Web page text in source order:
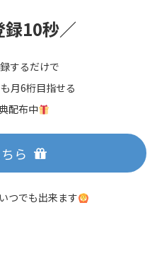
録10秒／
するだけで
月6桁目指せる
配布中
ら
つでも出来ます